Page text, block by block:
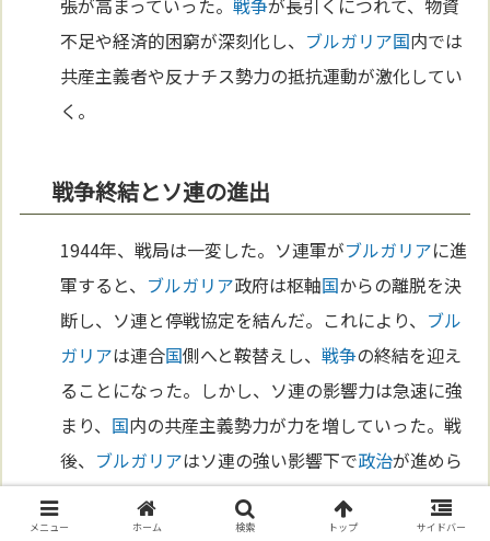
不足や経済的困窮が深刻化し、 ブルガリア国内では
共産主義者や反ナチス勢力の抵抗運動が激化してい
く。
戦争終結とソ連の進出
1944年、戦局は一変した。ソ連軍がブルガリアに進
軍すると、 ブルガリア政府は枢軸国からの離脱を決
断し、ソ連と停戦協定を結んだ。これにより、 ブル
ガリアは連合国側へと鞍替えし、戦争の終結を迎え
ることになった。しかし、ソ連の影響力は急速に強
まり、 国内の共産主義勢力が力を増していった。戦
後、 ブルガリアはソ連の強い影響下で政治が進めら
れ、共産党による統治が始まることとなる。ここ
で、
ブルガリア の新しい時代が始まった。
メニュー ホーム 検索 トップ サイドバー